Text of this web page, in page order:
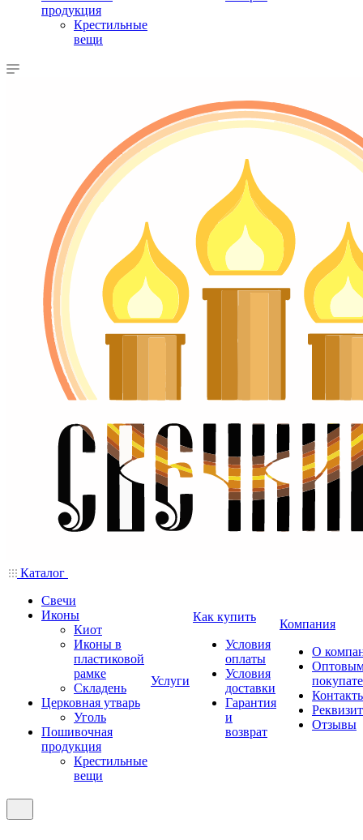
продукция
Крестильные
вещи
Каталог
Свечи
Иконы
Киот
Иконы в
пластиковой
рамке
Складень
Церковная утварь
Уголь
Пошивочная
продукция
Крестильные
вещи
Услуги
Как купить
Условия
оплаты
Условия
доставки
Гарантия
и
возврат
Компания
О
Отзывы